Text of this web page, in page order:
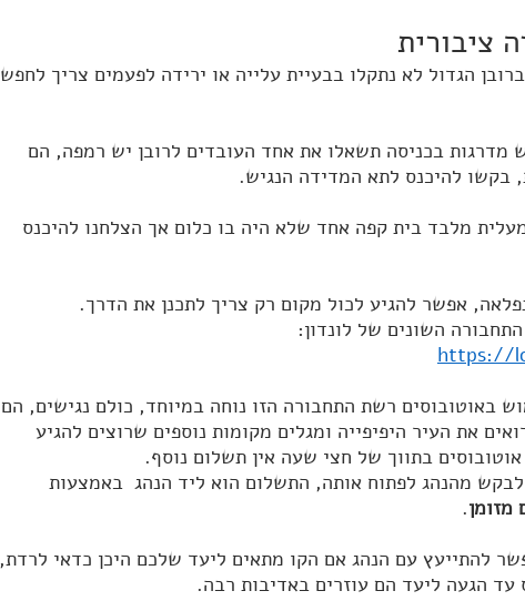
ציבורית
הגדול לא נתקלו בבעיית עלייה או ירידה לפעמים צריך לחפש
מדרגות בכניסה תשאלו את אחד העובדים לרובן יש רמפה, הם
בקשו להיכנס לתא המדידה הנגיש.
מלבד בית קפה אחד שלא היה בו כלום אך הצלחנו להיכנס
אפשר להגיע לכול מקום רק צריך לתכנן את הדרך.
השונים של לונדון:
https://
באוטובוסים רשת התחבורה הזו נוחה במיוחד, כולם נגישים, הם
את העיר היפיפייה ומגלים מקומות נוספים שרוצים להגיע
בתווך של חצי שעה אין תשלום נוסף.
מהנהג לפתוח אותה, התשלום הוא ליד הנהג  באמצעות
מזומן.
להתייעץ עם הנהג אם הקו מתאים ליעד שלכם היכן כדאי לרדת,
עד הגעה ליעד הם עוזרים באדיבות רבה.